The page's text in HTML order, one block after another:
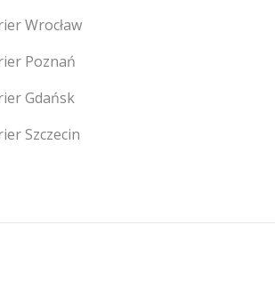
Wrocław
Poznań
Gdańsk
Szczecin